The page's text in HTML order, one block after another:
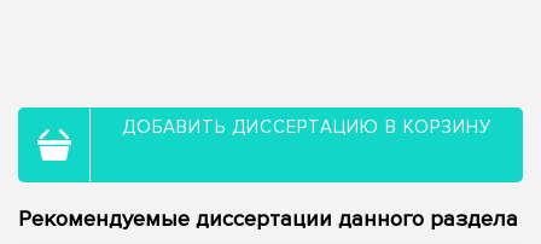
ДОБАВИТЬ ДИССЕРТАЦИЮ В КОРЗИНУ
Рекомендуемые диссертации данного раздела